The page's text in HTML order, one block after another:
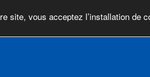
site, vous acceptez l’installation